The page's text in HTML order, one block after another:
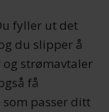
fyller ut det
du slipper å
strømavtaler
få
passer ditt